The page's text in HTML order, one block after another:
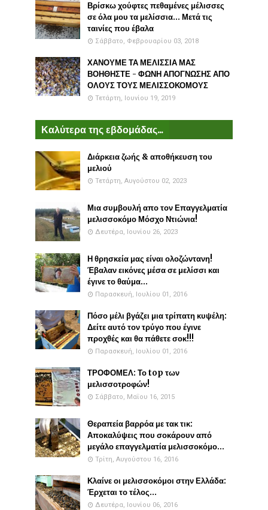
Βρίσκω χούφτες πεθαμένες μέλισσες
σε όλα μου τα μελίσσια... Μετά τις
ταινίες που έβαλα
Σάββατο, Φεβρουαρίου 03, 2018
ΧΑΝΟΥΜΕ ΤΑ ΜΕΛΙΣΣΙΑ ΜΑΣ
ΒΟΗΘΗΣΤΕ - ΦΩΝΗ ΑΠΟΓΝΩΣΗΣ ΑΠΟ
ΟΛΟΥΣ ΤΟΥΣ ΜΕΛΙΣΣΟΚΟΜΟΥΣ
Τετάρτη, Ιουνίου 19, 2019
Καλύτερα της εβδομάδας...
Διάρκεια ζωής & αποθήκευση του
μελιού
Τετάρτη, Αυγούστου 02, 2023
Μια συμβουλή απο τον Επαγγελματία
μελισσοκόμο Μόσχο Ντιώνια!
Δευτέρα, Ιουνίου 26, 2023
Η θρησκεία μας είναι ολοζώντανη!
Έβαλαν εικόνες μέσα σε μελίσσι και
έγινε το θαύμα...
Παρασκευή, Ιουλίου 01, 2016
Πόσο μέλι βγάζει μια τρίπατη κυψέλη:
Δείτε αυτό τον τρύγο που έγινε
προχθές και θα πάθετε σοκ!!!
Παρασκευή, Ιουλίου 01, 2016
ΤΡΟΦΟΜΕΛ: Το top των
μελισσοτροφών!
Σάββατο, Μαΐου 16, 2015
Θεραπεία βαρρόα με τακ τικ:
Αποκαλύψεις που σοκάρουν από
μεγάλο επαγγελματία μελισσοκόμο...
Τρίτη, Αυγούστου 16, 2016
Κλαίνε οι μελισσοκόμοι στην Ελλάδα:
Έρχεται το τέλος...
Δευτέρα, Ιουνίου 06, 2016